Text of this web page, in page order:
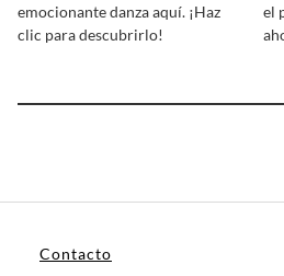
emocionante danza aquí. ¡Haz
clic para descubrirlo!
el
Contacto